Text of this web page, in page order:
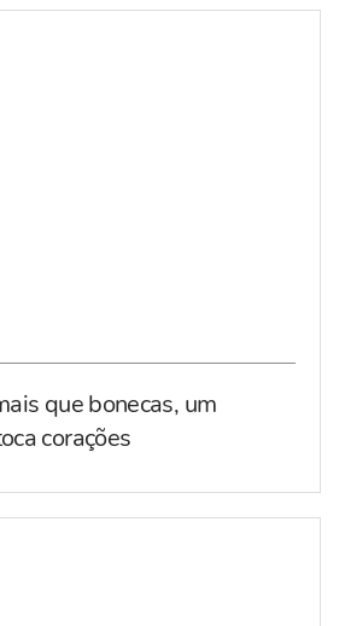
que bonecas, um
corações